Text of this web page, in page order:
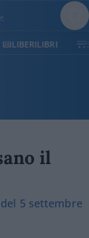
SOSTIENICI
il
5 settembre